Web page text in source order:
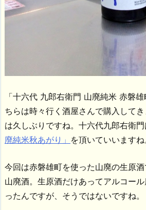
「十六代 九郎右衛門 山廃純米 赤磐
ちらは時々行く酒屋さんで購入して
は久しぶりですね。十六代九郎右衛
廃純米秋あがり」 を頂いていいますね
今回は赤磐雄町を使った山廃の生原
山廃酒。生原酒だけあってアルコー
ったんですが、そうではないですね。